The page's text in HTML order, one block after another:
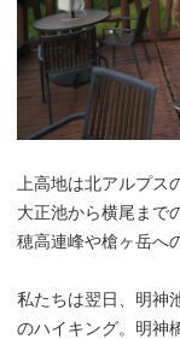
上高地は北アルプ
大正池から横尾まで
穂高連峰や槍ヶ岳へ
私たちは翌日、明神
のハイキング。明神